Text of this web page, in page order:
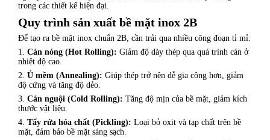
trong các thiết kế hiện đại.
Quy trình sản xuất bề mặt inox 2B
Để tạo ra bề mặt inox chuẩn 2B, cần trải qua nhiều công đoạn tỉ mỉ:
1. Cán nóng (Hot Rolling): Giảm độ dày thép qua quá trình cán ở
nhiệt độ cao.
2. Ủ mềm (Annealing): Giúp thép trở nên dễ gia công hơn, giảm
độ cứng và tăng độ dẻo.
3. Cán nguội (Cold Rolling): Tăng độ mịn của bề mặt, giảm kích
thước vật liệu.
4. Tẩy rửa hóa chất (Pickling): Loại bỏ oxit và tạp chất trên bề
mặt, đảm bảo bề mặt sáng sạch.